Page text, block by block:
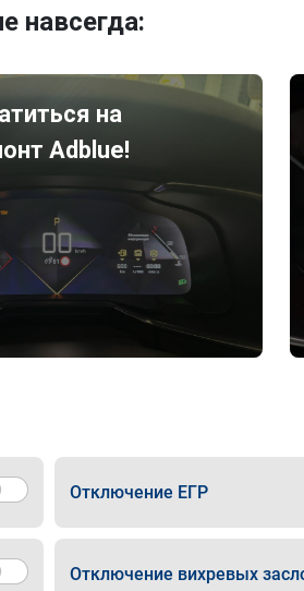
навсегда:
на
Adblue!
Отключение ЕГР
Отключение вихревых